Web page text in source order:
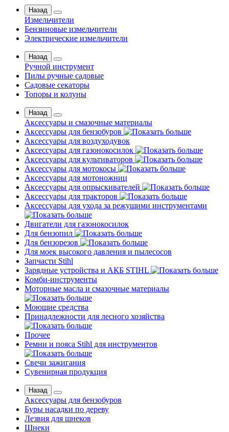
Назад
Измельчители
Бензиновые измельчители
Электрические измельчители
Назад
Ручной инструмент
Пилы ручные садовые
Садовые секаторы
Топоры и колуны
Назад
Аксессуары и смазочные материалы
Аксессуары для бензобуров
Аксессуары для воздуходувок
Аксессуары для газонокосилок
Аксессуары для культиваторов
Аксессуары для мотокосы
Аксессуары для мотоножниц
Аксессуары для опрыскивателей
Аксессуары для тракторов
Аксессуары для ухода за режущими инструментами
Двигатели для газонокосилок
Для бензопил
Для бензорезов
Для моек высокого давления и пылесосов
Запчасти Stihl
Зарядные устройства и АКБ STIHL
Комби-инструменты
Моторные масла и смазочные материалы
Моющие средства
Принадлежности для лесного хозяйства
Прочее
Ремни и пояса Stihl для инструментов
Свечи зажигания
Сувенирная продукция
Назад
Аксессуары для бензобуров
Буры насадки по дереву
Лезвия для шнеков
Шнеки